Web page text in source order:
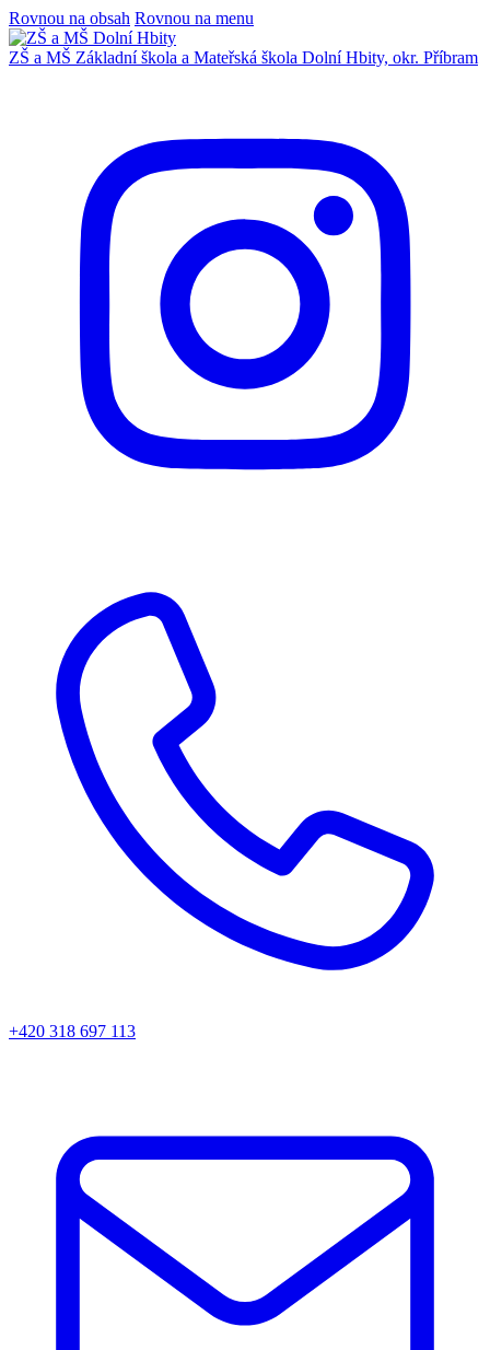
Rovnou na obsah Rovnou na menu
ZŠ a MŠ Základní škola a Mateřská škola Dolní Hbity, okr. Příbram
+420 318 697 113